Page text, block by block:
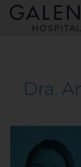
contenido
Dra.
uroginecología?